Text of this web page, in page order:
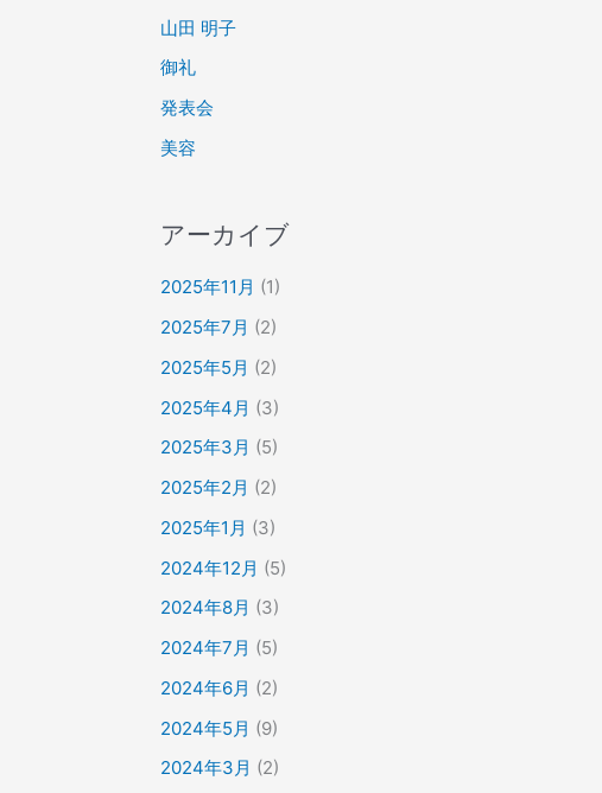
山田 明子
御礼
発表会
美容
アーカイブ
2025年11月 (1)
2025年7月 (2)
2025年5月 (2)
2025年4月 (3)
2025年3月 (5)
2025年2月 (2)
2025年1月 (3)
2024年12月 (5)
2024年8月 (3)
2024年7月 (5)
2024年6月 (2)
2024年5月 (9)
2024年3月 (2)